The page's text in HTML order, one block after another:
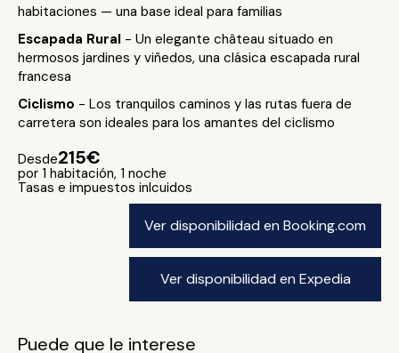
habitaciones — una base ideal para familias
Escapada Rural - Un elegante château situado en
hermosos jardines y viñedos, una clásica escapada rural
francesa
Ciclismo - Los tranquilos caminos y las rutas fuera de
carretera son ideales para los amantes del ciclismo
Desde215€
por 1 habitación, 1 noche
Tasas e impuestos inlcuidos
Ver disponibilidad en Booking.com
Ver disponibilidad en Expedia
Puede que le interese